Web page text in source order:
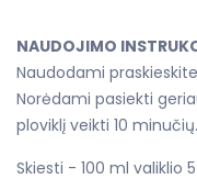
NAUDOJIMO
Naudodami
Norėdami pasiekti
ploviklį veikti 10
Skiesti - 100 ml valiklio